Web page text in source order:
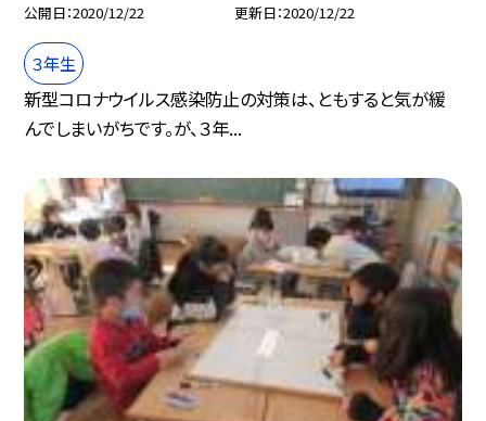
公開日 2020/12/22 更新日 2020/12/22
３年生
新型コロナウイルス感染防止の対策は、ともすると気が緩
んでしまいがちです。が、３年...